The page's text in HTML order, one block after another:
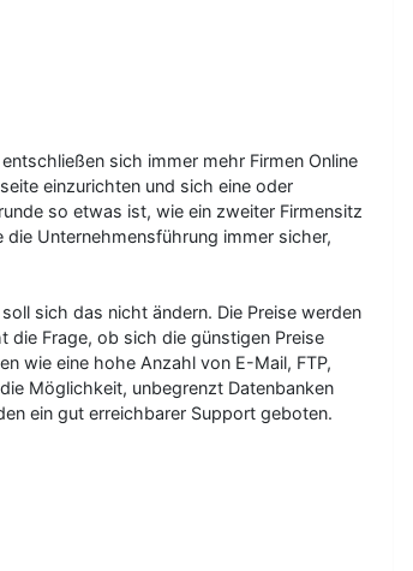
sich immer mehr Firmen Online
einzurichten und sich eine oder
so etwas ist, wie ein zweiter Firmensitz
Unternehmensführung immer sicher,
sich das nicht ändern. Die Preise werden
die Frage, ob sich die günstigen Preise
wie eine hohe Anzahl von E-Mail, FTP,
Möglichkeit, unbegrenzt Datenbanken
ein gut erreichbarer Support geboten.